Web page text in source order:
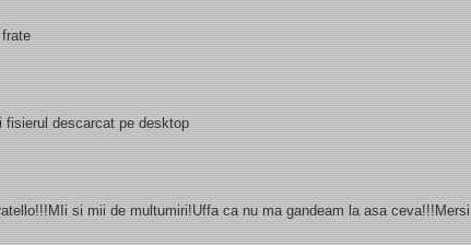
fisierul descarcat pe desktop
si mii de multumiri!Uffa ca nu ma gandeam la asa ceva!!!Mersi